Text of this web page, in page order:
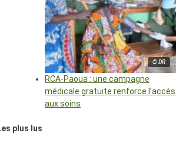
© DR
RCA-Paoua : une campagne
médicale gratuite renforce l’accès
aux soins
plus lus